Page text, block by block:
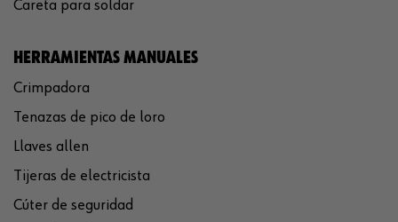
Careta para soldar
HERRAMIENTAS MANUALES
Crimpadora
Tenazas de pico de loro
Llaves allen
Tijeras de electricista
Cúter de seguridad